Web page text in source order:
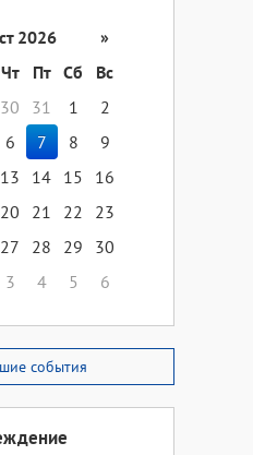
2026
»
Чт Пт Сб
Вс
30 31 1
2
6 7 8
9
13 14 15
16
20 21 22
23
27 28 29
30
3 4 5 6
события